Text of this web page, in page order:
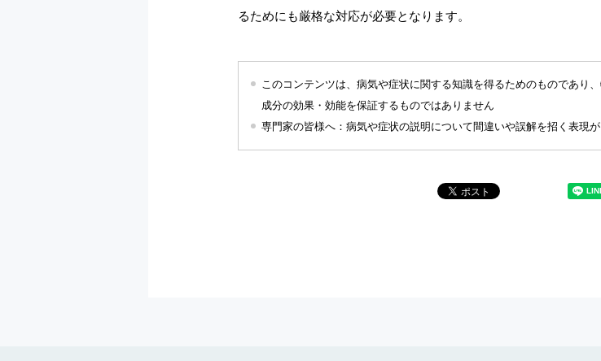
るためにも厳格な対応が必要となります。
このコンテンツは、病気や症状に関する知識を得るためのものであり
成分の効果・効能を保証するものではありません
専門家の皆様へ：病気や症状の説明について間違いや誤解を招く表現が